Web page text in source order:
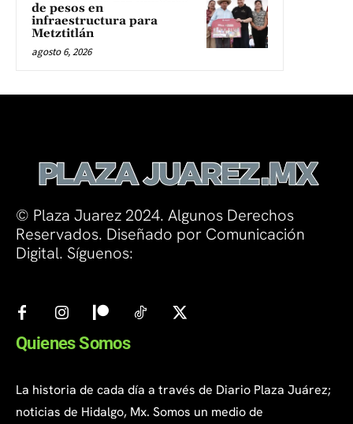
de pesos en
infraestructura para
Metztitlán
agosto 6, 2026
© Plaza Juarez 2024. Algunos Derechos
Reservados. Diseñado por Comunicación
Digital. Síguenos:
Quienes Somos
La historia de cada día a través de Diario Plaza Juárez;
noticias de Hidalgo, Mx. Somos un medio de